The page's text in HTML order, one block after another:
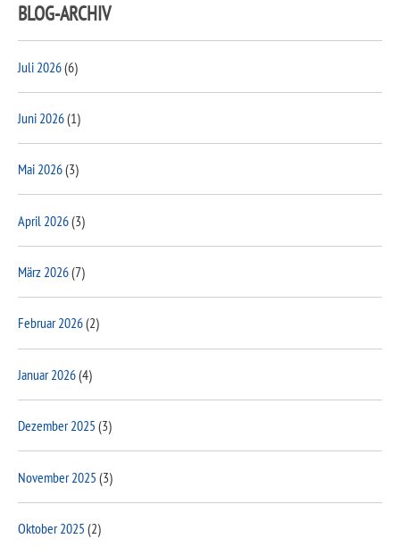
BLOG-ARCHIV
Juli 2026(6)
Juni 2026(1)
Mai 2026(3)
April 2026(3)
März 2026(7)
Februar 2026(2)
Januar 2026(4)
Dezember 2025 (3)
November 2025 (3)
Oktober 2025 (2)